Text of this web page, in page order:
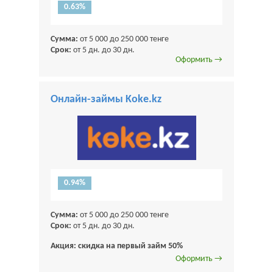
0.63%
Сумма: от 5 000 до 250 000 тенге
Срок: от 5 дн. до 30 дн.
Оформить →
Онлайн-займы Koke.kz
0.94%
Сумма: от 5 000 до 250 000 тенге
Срок: от 5 дн. до 30 дн.
Акция: скидка на первый займ 50%
Оформить →